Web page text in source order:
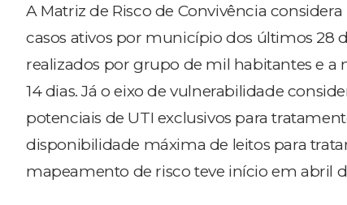
A Matriz de Risco de Convivência
casos ativos por município dos últimos 28
realizados por grupo de mil habitantes e
14 dias. Já o eixo de vulnerabilidade
potenciais de UTI exclusivos para
disponibilidade máxima de leitos para
mapeamento de risco teve início em abril